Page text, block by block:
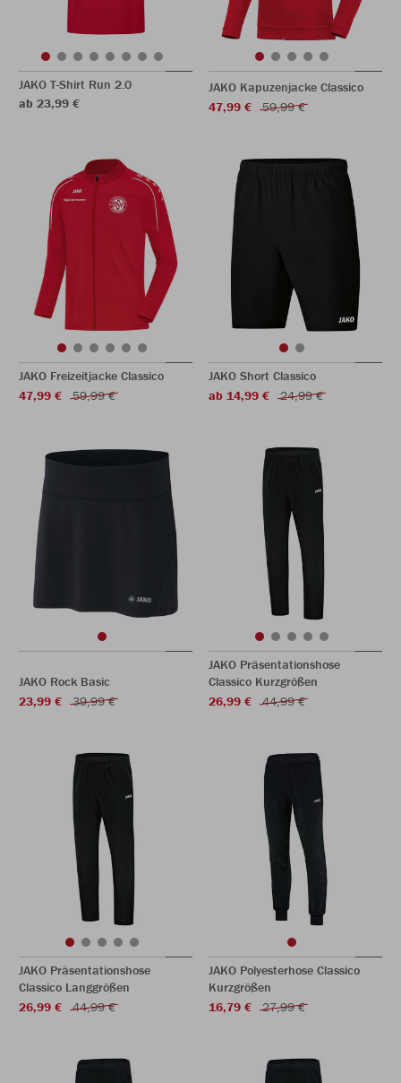
JAKO T-Shirt Run 2.0
ab 23,99 €
JAKO Kapuzenjacke Classico
47,99 €
59,99 €
JAKO Freizeitjacke Classico
47,99 €
59,99 €
JAKO Short Classico
ab 14,99 €
24,99 €
JAKO Rock Basic
23,99 €
39,99 €
JAKO Präsentationshose
Classico Kurzgrößen
26,99 €
44,99 €
JAKO Präsentationshose
Classico Langgrößen
26,99 €
44,99 €
JAKO Polyesterhose Classico
Kurzgrößen
16,79 €
27,99 €